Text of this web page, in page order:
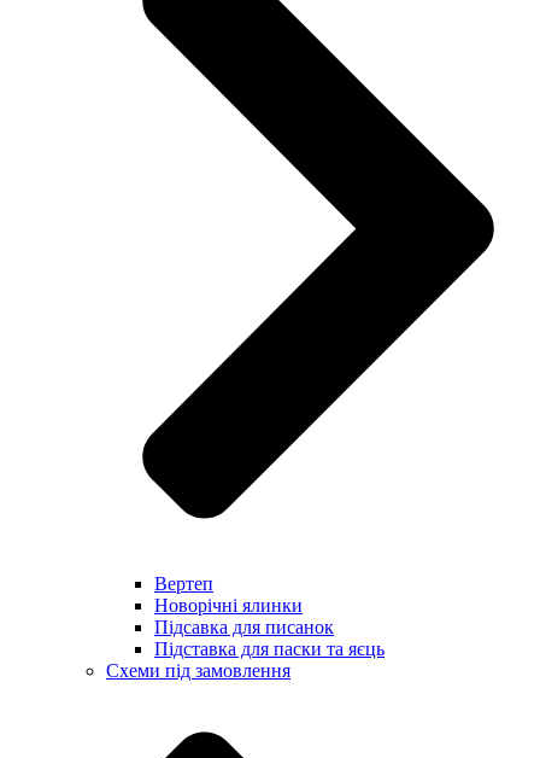
Вертеп
Новорічні ялинки
Підсавка для писанок
Підставка для паски та яєць
Схеми під замовлення